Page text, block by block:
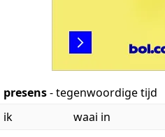
presens- tegenwoordige tijd
ik
waai in